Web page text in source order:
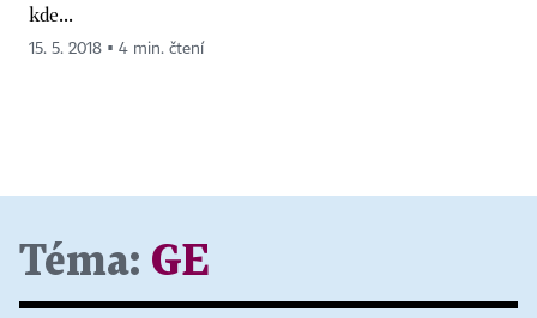
kde...
15. 5. 2018 ▪ 4 min. čtení
Téma: GE